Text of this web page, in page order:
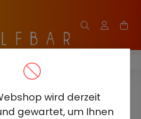
wird derzeit
gewartet, um Ihnen
ELF BAR MoonNight 40000
40000 -
KIWI ICE 5%